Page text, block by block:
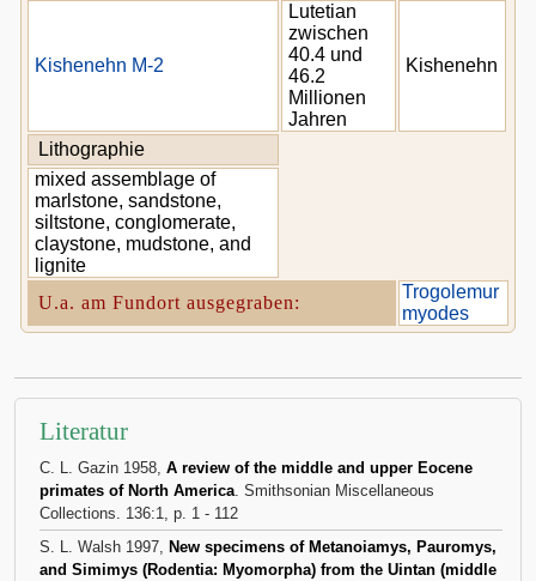
Kishenehn M-2
Lutetian
zwischen
40.4 und
46.2
Millionen
Jahren
Kishenehn
Lithographie
mixed assemblage of
marlstone, sandstone,
siltstone, conglomerate,
claystone, mudstone, and
lignite
U.a. am Fundort ausgegraben:
Trogolemur
myodes
Literatur
C. L. Gazin 1958, A review of the middle and upper Eocene
primates of North America. Smithsonian Miscellaneous
Collections. 136:1, p. 1 - 112
S. L. Walsh 1997, New specimens of Metanoiamys, Pauromys,
and Simimys (Rodentia: Myomorpha) from the Uintan (middle